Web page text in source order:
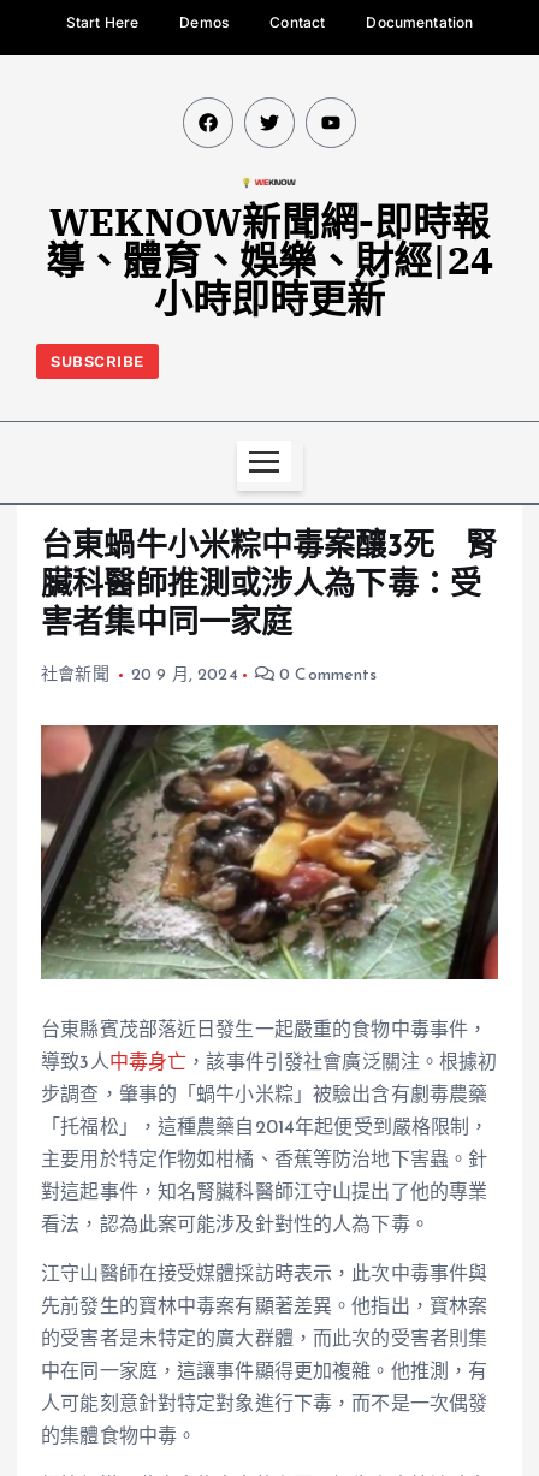
Start Here Demos Contact Documentation
WEKNOW新聞網-即時報
導、體育、娛樂、財經|24
小時即時更新
SUBSCRIBE
台東蝸牛小米粽中毒案釀3死 腎
臟科醫師推測或涉人為下毒：受
害者集中同一家庭
社會新聞 20 9 月, 2024 0 Comments
台東縣賓茂部落近日發生一起嚴重的食物中毒事件，
導致3人中毒身亡 ，該事件引發社會廣泛關注。根據初
步調查，肇事的「蝸牛小米粽」被驗出含有劇毒農藥
「托福松」，這種農藥自2014年起便受到嚴格限制，
主要用於特定作物如柑橘、香蕉等防治地下害蟲。針
對這起事件，知名腎臟科醫師江守山提出了他的專業
看法，認為此案可能涉及針對性的人為下毒。
江守山醫師在接受媒體採訪時表示，此次中毒事件與
先前發生的寶林中毒案有顯著差異。他指出，寶林案
的受害者是未特定的廣大群體，而此次的受害者則集
中在同一家庭，這讓事件顯得更加複雜。他推測，有
人可能刻意針對特定對象進行下毒，而不是一次偶發
的集體食物中毒。